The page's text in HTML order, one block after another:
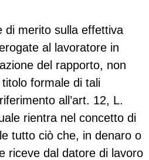
di merito sulla effettiva
al lavoratore in
del rapporto, non
formale di tali
all’art. 12, L.
rientra nel concetto di
tutto ciò che, in denaro o
riceve dal datore di lavoro